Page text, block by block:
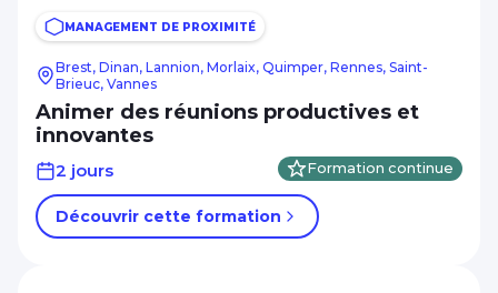
MANAGEMENT DE PROXIMITÉ
Brest, Dinan, Lannion, Morlaix, Quimper, Rennes, Saint-
Brieuc, Vannes
Animer des réunions productives et
innovantes
2 jours Formation continue
Découvrir cette formation